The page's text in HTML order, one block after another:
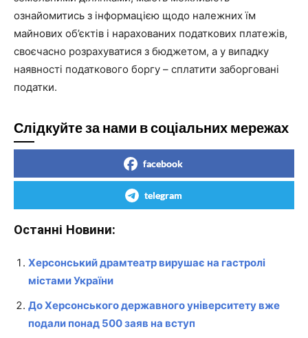
ознайомитись з інформацією щодо належних їм
майнових об’єктів і нарахованих податкових платежів,
своєчасно розрахуватися з бюджетом, а у випадку
наявності податкового боргу – сплатити заборговані
податки.
Слідкуйте за нами в соціальних мережах
facebook
telegram
Останні Новини:
Херсонський драмтеатр вирушає на гастролі
містами України
До Херсонського державного університету вже
подали понад 500 заяв на вступ